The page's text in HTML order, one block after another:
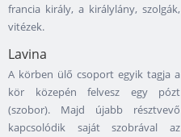
francia király, a királylány, szolgák,
vitézek.
Lavina
A körben ülő csoport egyik tagja a
kör közepén felvesz egy pózt
(szobor). Majd újabb résztvevő
kapcsolódik saját szobrával az